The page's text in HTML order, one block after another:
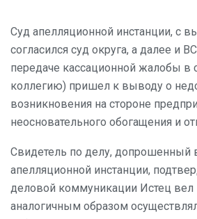
Суд апелляционной инстанции, с
согласился суд округа, а далее и
передаче кассационной жалобы в
коллегию) пришел к выводу о
возникновения на стороне
неосновательного обогащения и
Свидетель по делу, допрошенный
апелляционной инстанции,
деловой коммуникации Истец вел
аналогичным образом